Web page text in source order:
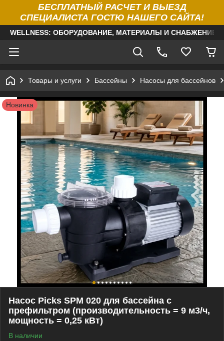
БЕСПЛАТНЫЙ РАСЧЕТ И ВЫЕЗД
СПЕЦИАЛИСТА ГОСТЮ НАШЕГО САЙТА!
WELLNESS: ОБОРУДОВАНИЕ, МАТЕРИАЛЫ И
Товары и услуги Бассейны Насосы для бассейнов
Новинка
Насос Picks SPM 020 для бассейна c
префильтром (производительность = 9 м3/ч,
мощность = 0,25 кВт)
В наличии